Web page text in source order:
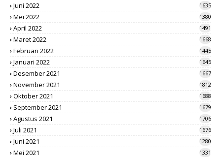
Juni 2022 1635
Mei 2022 1380
April 2022 1491
Maret 2022 1668
Februari 2022 1445
Januari 2022 1645
Desember 2021 1667
November 2021 1812
Oktober 2021 1688
September 2021 1679
Agustus 2021 1706
Juli 2021 1676
Juni 2021 1280
Mei 2021 1331